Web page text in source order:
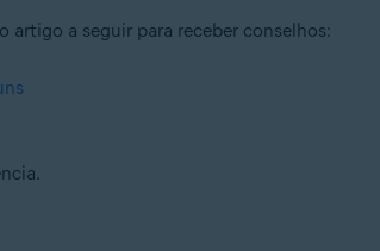
artigo a seguir para receber conselhos: